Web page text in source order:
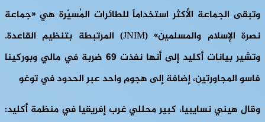
وتبقى الجماعة الأكثر استخداماً للطائرات المُسيّرة هي «جماعة
نصرة الإسلام والمسلمين» (JNIM) المرتبطة بتنظيم القاعدة.
وتشير بيانات أكليد إلى أنها نفذت 69 ضربة في مالي وبوركينا
فاسو المجاورتين، إضافة إلى هجوم واحد عبر الحدود في توغو
وقال هيني نسايبيا، كبير محللي غرب إفريقيا في منظمة أكليد: